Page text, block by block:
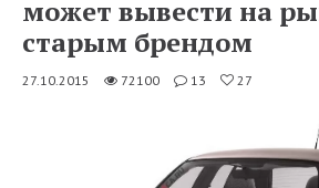
может вывести на
старым брендом
27.10.2015 72100 13 27